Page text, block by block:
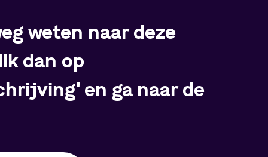
weten naar deze
dan op
en ga naar de